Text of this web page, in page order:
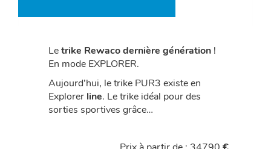
Letrike Rewaco dernière génération !
En mode EXPLORER.
Aujourd’hui, le trike PUR3 existe en
Explorer line. Le trike idéal pour des
sorties sportives grâce…